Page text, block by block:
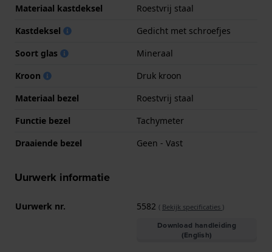
Materiaal kastdeksel
Roestvrij staal
Kastdeksel
Gedicht met schroefjes
Soort glas
Mineraal
Kroon
Druk kroon
Materiaal bezel
Roestvrij staal
Functie bezel
Tachymeter
Draaiende bezel
Geen - Vast
Uurwerk informatie
Uurwerk nr. 5582 ( Bekijk specificaties )
Download handleiding
(English)